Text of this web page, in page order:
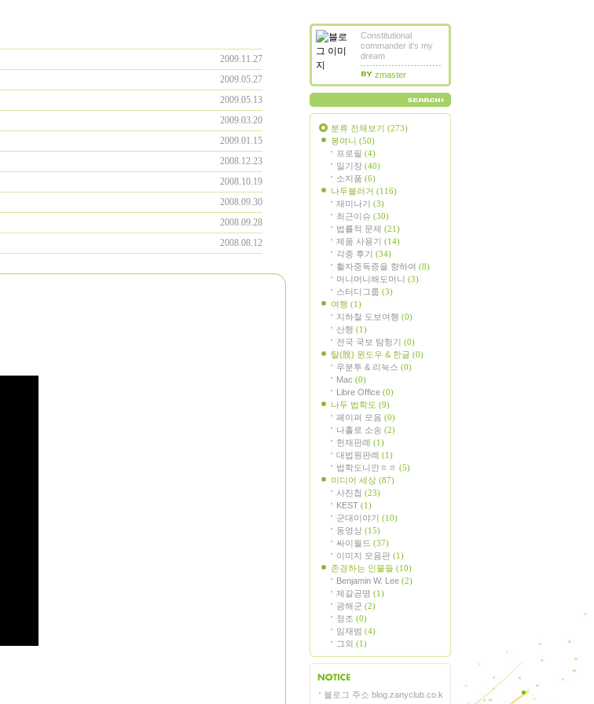
2009.11.27
2009.05.27
2009.05.13
2009.03.20
2009.01.15
2008.12.23
2008.10.19
2008.09.30
2008.09.28
2008.08.12
Constitutional
commander it's my
dream
zmaster
분류 전체보기 (273)
봉여니 (50)
프로필 (4)
일기장 (40)
소지품 (6)
나두블러거 (116)
재미나기 (3)
최근이슈 (30)
법률적 문제 (21)
제품 사용기 (14)
각종 후기 (34)
활자중독증을 향하여 (8)
머니머니해도머니 (3)
스터디그룹 (3)
여행 (1)
지하철 도보여행 (0)
산행 (1)
전국 국보 탐헝기 (0)
탈(脫) 윈도우 & 한글 (0)
우분투 & 리눅스 (0)
Mac (0)
Libre Office (0)
나두 법학도 (9)
페이퍼 모음 (0)
나홀로 소송 (2)
헌재판례 (1)
대법원판례 (1)
법학도니깐ㅎㅎ (5)
미디어 세상 (87)
사진첩 (23)
KEST (1)
군대이야기 (10)
동영상 (15)
싸이월드 (37)
이미지 모음판 (1)
존경하는 인물들 (10)
Benjamin W. Lee (2)
제갈공명 (1)
광해군 (2)
정조 (0)
임재범 (4)
그외 (1)
블로그 주소 blog.zanyclub.co.k